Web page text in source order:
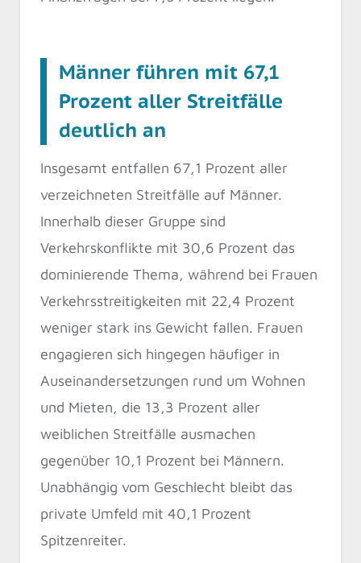
Männer führen mit 67,1
Prozent aller Streitfälle
deutlich an
Insgesamt entfallen 67,1 Prozent aller
verzeichneten Streitfälle auf Männer.
Innerhalb dieser Gruppe sind
Verkehrskonflikte mit 30,6 Prozent das
dominierende Thema, während bei Frauen
Verkehrsstreitigkeiten mit 22,4 Prozent
weniger stark ins Gewicht fallen. Frauen
engagieren sich hingegen häufiger in
Auseinandersetzungen rund um Wohnen
und Mieten, die 13,3 Prozent aller
weiblichen Streitfälle ausmachen
gegenüber 10,1 Prozent bei Männern.
Unabhängig vom Geschlecht bleibt das
private Umfeld mit 40,1 Prozent
Spitzenreiter.